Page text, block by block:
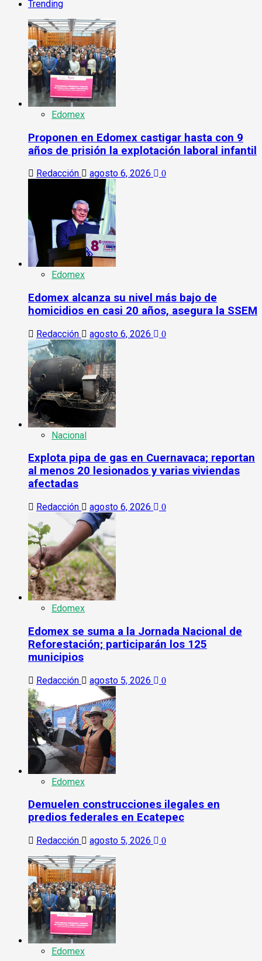
Trending
Edomex
Proponen en Edomex castigar hasta con 9
años de prisión la explotación laboral infantil
Redacción agosto 6, 2026 0
Edomex
Edomex alcanza su nivel más bajo de
homicidios en casi 20 años, asegura la SSEM
Redacción agosto 6, 2026 0
Nacional
Explota pipa de gas en Cuernavaca; reportan
al menos 20 lesionados y varias viviendas
afectadas
Redacción agosto 6, 2026 0
Edomex
Edomex se suma a la Jornada Nacional de
Reforestación; participarán los 125
municipios
Redacción agosto 5, 2026 0
Edomex
Demuelen construcciones ilegales en
predios federales en Ecatepec
Redacción agosto 5, 2026 0
Edomex